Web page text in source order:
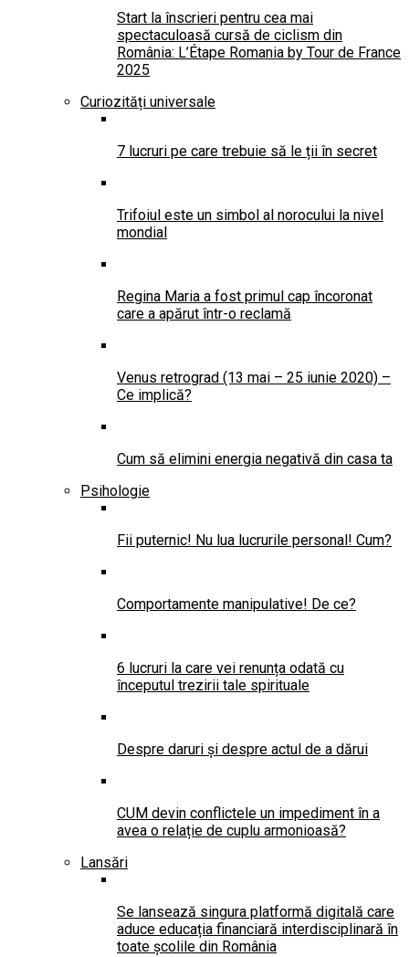
Start la înscrieri pentru cea mai
spectaculoasă cursă de ciclism din
România: L’Étape Romania by Tour de France
2025
Curiozități universale
7 lucruri pe care trebuie să le ții în secret
Trifoiul este un simbol al norocului la nivel
mondial
Regina Maria a fost primul cap încoronat
care a apărut într-o reclamă
Venus retrograd (13 mai – 25 iunie 2020) –
Ce implică?
Cum să elimini energia negativă din casa ta
Psihologie
Fii puternic! Nu lua lucrurile personal! Cum?
Comportamente manipulative! De ce?
6 lucruri la care vei renunța odată cu
începutul trezirii tale spirituale
Despre daruri și despre actul de a dărui
CUM devin conflictele un impediment în a
avea o relație de cuplu armonioasă?
Lansări
Se lansează singura platformă digitală care
aduce educația financiară interdisciplinară în
toate școlile din România